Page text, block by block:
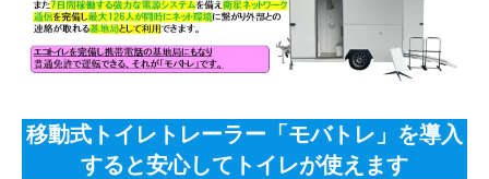
移動式トイレトレーラー「モバトレ」を導入
すると安心してトイレが使えます